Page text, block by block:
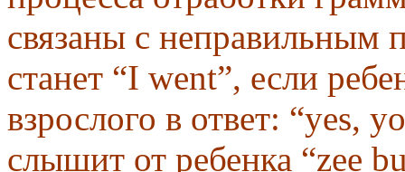
связаны с неправильным
станет “I went”, если
взрослого в ответ: “yes,
слышит от ребенка “zee